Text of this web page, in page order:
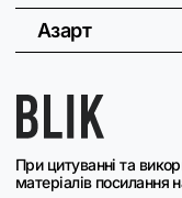
При цитуванні та
матеріалів посилання
Азарт